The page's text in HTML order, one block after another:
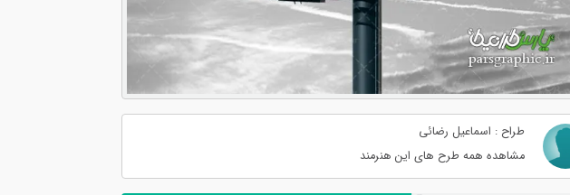
طراح : اسماعیل رضائی
مشاهده همه طرح های این هنرمند